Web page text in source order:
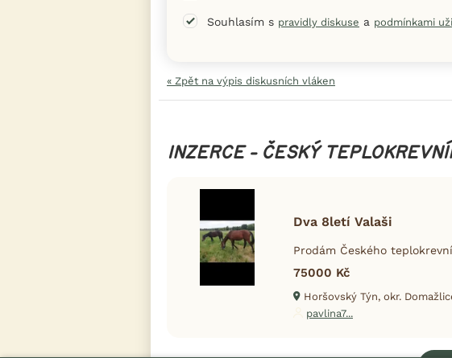
Souhlasím s pravidly diskuse a podmínkami
« Zpět na výpis diskusních vláken
INZERCE - ČESKÝ
Dva 8letí Valaši
Prodám Českého
75000 Kč
Horšovský Týn, okr.
pavlina7...